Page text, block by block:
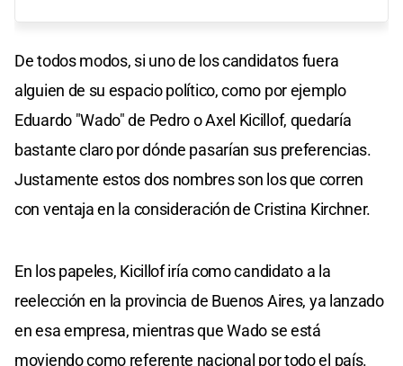
De todos modos, si uno de los candidatos fuera
alguien de su espacio político, como por ejemplo
Eduardo "Wado" de Pedro o Axel Kicillof, quedaría
bastante claro por dónde pasarían sus preferencias.
Justamente estos dos nombres son los que corren
con ventaja en la consideración de Cristina Kirchner.
En los papeles, Kicillof iría como candidato a la
reelección en la provincia de Buenos Aires, ya lanzado
en esa empresa, mientras que Wado se está
moviendo como referente nacional por todo el país.